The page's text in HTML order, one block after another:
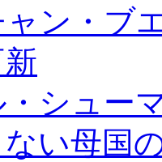
ャン・ブ
・シュー
い母国